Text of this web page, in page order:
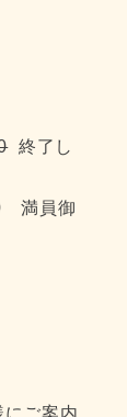
終了し
満員御
ご案内